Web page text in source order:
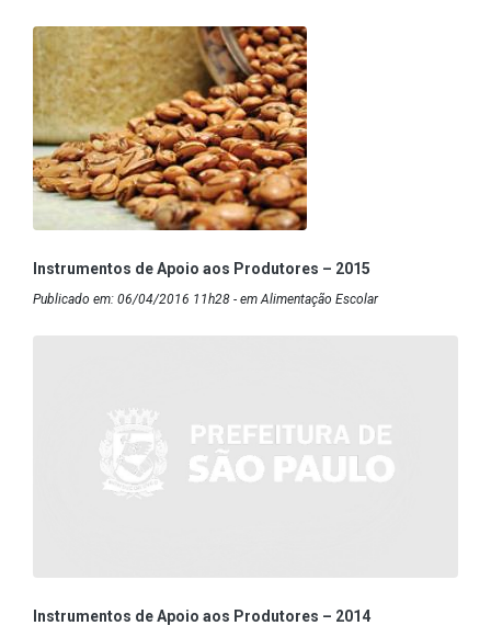
Instrumentos de Apoio aos Produtores – 2015
Publicado em: 06/04/2016 11h28 - em Alimentação Escolar
Instrumentos de Apoio aos Produtores – 2014